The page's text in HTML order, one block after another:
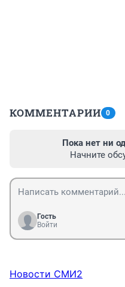
КОММЕНТАРИИ 0
Пока нет ни
Начните
Гость
Войти
Новости СМИ2